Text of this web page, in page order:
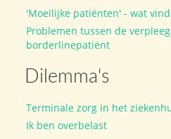
'Moeilijke patiënten' - wat
Problemen tussen de
borderlinepatiënt
Dilemma's
Terminale zorg in het
Ik ben overbelast